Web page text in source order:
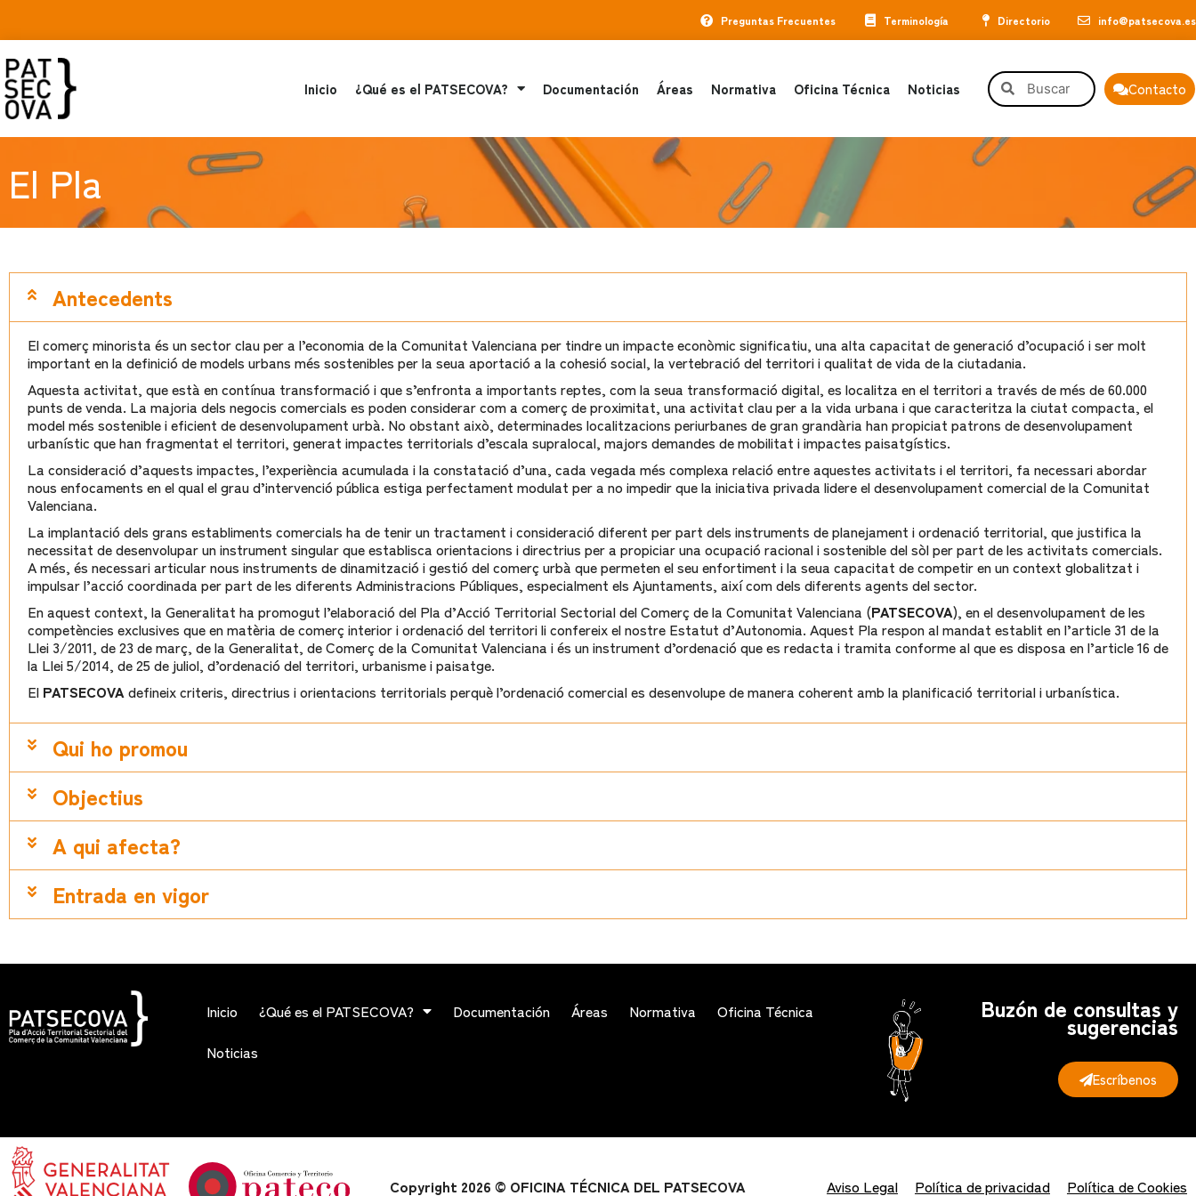
Preguntas Frecuentes Terminología Directorio info@patsecova.es
Inicio ¿Qué es el PATSECOVA? Documentación Áreas Normativa Oficina Técnica Noticias Contacto
El Pla
Antecedents
El comerç minorista és un sector clau per a l’economia de la Comunitat Valenciana per tindre un impacte econòmic significatiu, una alta capacitat de generació d’ocupació i ser molt
important en la definició de models urbans més sostenibles per la seua aportació a la cohesió social, la vertebració del territori i qualitat de vida de la ciutadania.
Aquesta activitat, que està en contínua transformació i que s’enfronta a importants reptes, com la seua transformació digital, es localitza en el territori a través de més de 60.000
punts de venda. La majoria dels negocis comercials es poden considerar com a comerç de proximitat, una activitat clau per a la vida urbana i que caracteritza la ciutat compacta, el
model més sostenible i eficient de desenvolupament urbà. No obstant això, determinades localitzacions periurbanes de gran grandària han propiciat patrons de desenvolupament
urbanístic que han fragmentat el territori, generat impactes territorials d’escala supralocal, majors demandes de mobilitat i impactes paisatgístics.
La consideració d’aquests impactes, l’experiència acumulada i la constatació d’una, cada vegada més complexa relació entre aquestes activitats i el territori, fa necessari abordar
nous enfocaments en el qual el grau d’intervenció pública estiga perfectament modulat per a no impedir que la iniciativa privada lidere el desenvolupament comercial de la Comunitat
Valenciana.
La implantació dels grans establiments comercials ha de tenir un tractament i consideració diferent per part dels instruments de planejament i ordenació territorial, que justifica la
necessitat de desenvolupar un instrument singular que establisca orientacions i directrius per a propiciar una ocupació racional i sostenible del sòl per part de les activitats comercials.
A més, és necessari articular nous instruments de dinamització i gestió del comerç urbà que permeten el seu enfortiment i la seua capacitat de competir en un context globalitzat i
impulsar l’acció coordinada per part de les diferents Administracions Públiques, especialment els Ajuntaments, així com dels diferents agents del sector.
En aquest context, la Generalitat ha promogut l’elaboració del Pla d’Acció Territorial Sectorial del Comerç de la Comunitat Valenciana (PATSECOVA), en el desenvolupament de les
competències exclusives que en matèria de comerç interior i ordenació del territori li confereix el nostre Estatut d’Autonomia. Aquest Pla respon al mandat establit en l’article 31 de la
Llei 3/2011, de 23 de març, de la Generalitat, de Comerç de la Comunitat Valenciana i és un instrument d’ordenació que es redacta i tramita conforme al que es disposa en l’article 16 de
la Llei 5/2014, de 25 de juliol, d’ordenació del territori, urbanisme i paisatge.
El PATSECOVAdefineix criteris, directrius i orientacions territorials perquè l’ordenació comercial es desenvolupe de manera coherent amb la planificació territorial i urbanística.
Qui ho promou
Objectius
A qui afecta?
Entrada en vigor
Inicio ¿Qué es el PATSECOVA? Documentación Áreas Normativa
Oficina Técnica
Noticias
Buzón de consultas y
sugerencias
Escríbenos
Copyright 2026 © OFICINA TÉCNICA DEL PATSECOVA Aviso Legal Política de privacidad Política de Cookies